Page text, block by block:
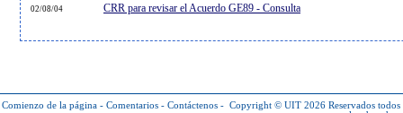
02/08/04 CRR para revisar el Acuerdo GE89 - Consulta
Comienzo de la página - Comentarios - Contáctenos - Copyright © UIT 2026 Reservados todos